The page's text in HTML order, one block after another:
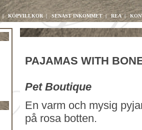
|KÖPVILLKOR | SENAST INKOMMET|REA|
PAJAMAS WITH
Pet Boutique
En varm och mysig
på rosa botten.